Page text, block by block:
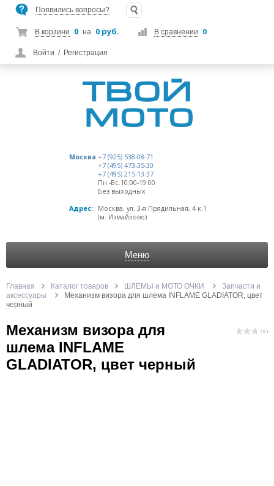
Появились вопросы?
В корзине 0 на 0 руб. В сравнении 0
Войти / Регистрация
Москва +7 (925) 538-08-71
+7 (495) 473-35-30
+7 (495) 215-13-37
Пн.-Вс.10:00-19:00
Без выходных
Адрес:
Москва, ул. 3-я Прядильная, 4 к.1
(м. Измайлово)
Меню
Главная Каталог товаров ШЛЕМЫ и МОТО ОЧКИ
Запчасти и
аксессуары
Механизм визора для шлема INFLAME GLADIATOR, цвет
черный
Механизм визора для
шлема INFLAME
GLADIATOR, цвет черный
( 0 )